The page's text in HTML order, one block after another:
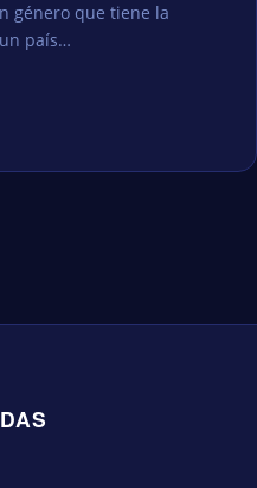
género que tiene la
país…